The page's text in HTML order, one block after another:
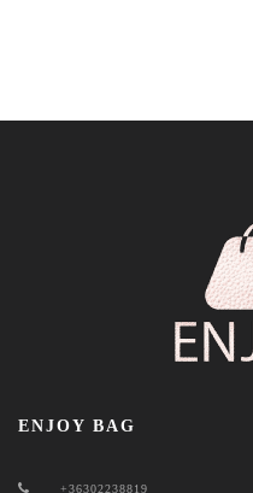
ENJOY BAG
+36302238819